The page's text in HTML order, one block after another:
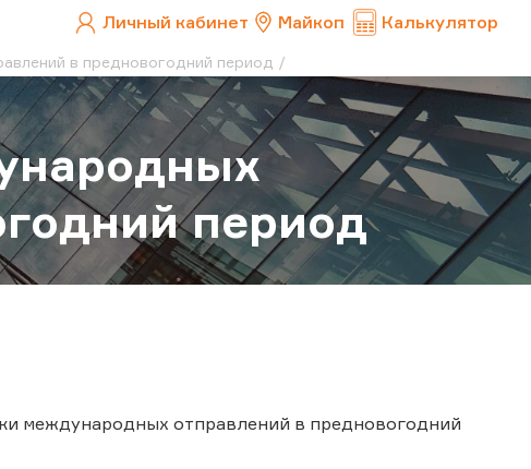
Личный кабинет Майкоп Калькулятор
в предновогодний период
период
международных отправлений в предновогодний